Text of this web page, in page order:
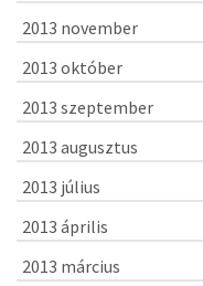
2013 november
2013 október
2013 szeptember
2013 augusztus
2013 július
2013 április
2013 március